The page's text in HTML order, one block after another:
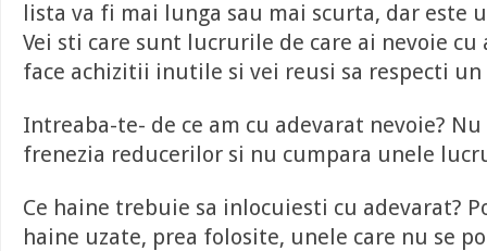
lista va fi mai lunga sau mai scurta, dar este
Vei sti care sunt lucrurile de care ai nevoie cu
face achizitii inutile si vei reusi sa respecti
Intreaba-te- de ce am cu adevarat nevoie?
frenezia reducerilor si nu cumpara unele
Ce haine trebuie sa inlocuiesti cu adevarat?
haine uzate, prea folosite, unele care nu se